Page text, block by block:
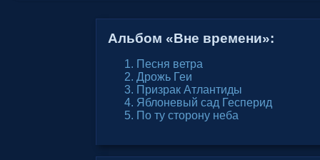
Альбом «Вне времени»:
Песня ветра
Дрожь Геи
Призрак Атлантиды
Яблоневый сад Гесперид
По ту сторону неба